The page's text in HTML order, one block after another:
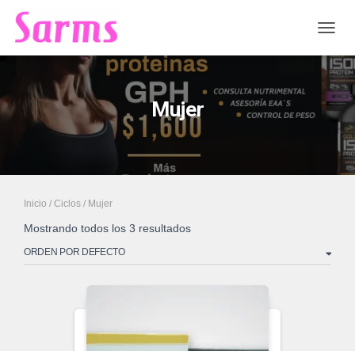
Mujer
Inicio / Ciclos / Mujer
Mostrando todos los 3 resultados